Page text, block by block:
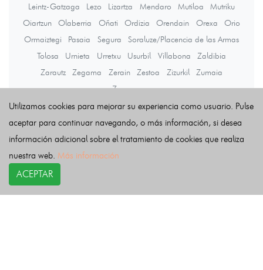
Leintz-Gatzaga
Lezo Lizartza Mendaro Mutiloa
Mutriku
Oiartzun
Olaberria Oñati Ordizia Orendain Orexa
Orio
Ormaiztegi
Pasaia Segura
Soraluze/Placencia de las Armas
Tolosa
Urnieta Urretxu Usurbil Villabona
Zaldibia
Zarautz
Zegama Zerain Zestoa Zizurkil
Zumaia
Zumarraga
Últimas noticias
Utilizamos cookies para mejorar su experiencia como usuario. Pulse
aceptar para continuar navegando, o más información, si desea
información adicional sobre el tratamiento de cookies que realiza
nuestra web. Más información
ACEPTAR